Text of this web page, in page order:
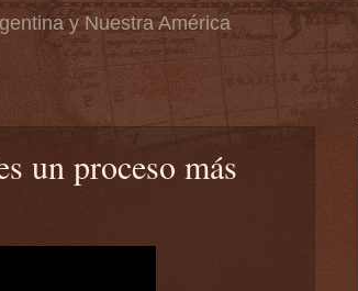
y Nuestra América
un proceso más